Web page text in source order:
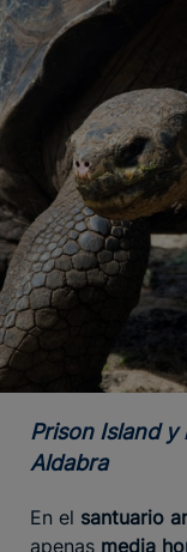
Prison Island y las tortugas gigantes de
Aldabra
En el santuario
apenas media